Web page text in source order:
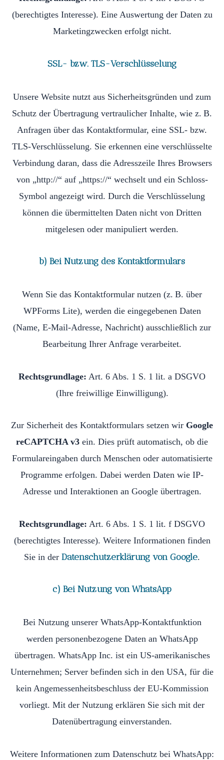
(berechtigtes Interesse). Eine Auswertung der Daten zu
Marketingzwecken erfolgt nicht.
SSL- bzw. TLS-Verschlüsselung
Unsere Website nutzt aus Sicherheitsgründen und zum
Schutz der Übertragung vertraulicher Inhalte, wie z. B.
Anfragen über das Kontaktformular, eine SSL- bzw.
TLS-Verschlüsselung. Sie erkennen eine verschlüsselte
Verbindung daran, dass die Adresszeile Ihres Browsers
von „http://“ auf „https://“ wechselt und ein Schloss-
Symbol angezeigt wird. Durch die Verschlüsselung
können die übermittelten Daten nicht von Dritten
mitgelesen oder manipuliert werden.
b) Bei Nutzung des Kontaktformulars
Wenn Sie das Kontaktformular nutzen (z. B. über
WPForms Lite), werden die eingegebenen Daten
(Name, E-Mail-Adresse, Nachricht) ausschließlich zur
Bearbeitung Ihrer Anfrage verarbeitet.
Rechtsgrundlage: Art. 6 Abs. 1 S. 1 lit. a DSGVO
(Ihre freiwillige Einwilligung).
Zur Sicherheit des Kontaktformulars setzen wir Google
reCAPTCHA v3 ein. Dies prüft automatisch, ob die
Formulareingaben durch Menschen oder automatisierte
Programme erfolgen. Dabei werden Daten wie IP-
Adresse und Interaktionen an Google übertragen.
Rechtsgrundlage: Art. 6 Abs. 1 S. 1 lit. f DSGVO
(berechtigtes Interesse). Weitere Informationen finden
Sie in der Datenschutzerklärung von Google.
c) Bei Nutzung von WhatsApp
Bei Nutzung unserer WhatsApp-Kontaktfunktion
werden personenbezogene Daten an WhatsApp
übertragen. WhatsApp Inc. ist ein US-amerikanisches
Unternehmen; Server befinden sich in den USA, für die
kein Angemessenheitsbeschluss der EU-Kommission
vorliegt. Mit der Nutzung erklären Sie sich mit der
Datenübertragung einverstanden.
Weitere Informationen zum Datenschutz bei WhatsApp: